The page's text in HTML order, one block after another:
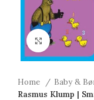
Click to
Home Baby &
Rasmus Klump |